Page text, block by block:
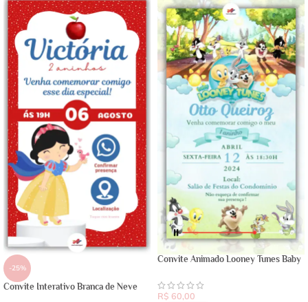
-25%
Convite Interativo Branca de Neve
Convite Animado Looney Tunes Baby
R$ 60,00